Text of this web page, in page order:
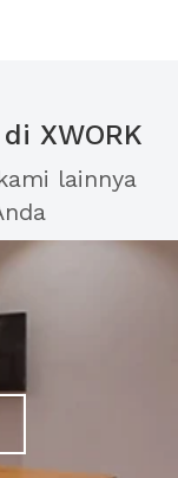
XWORK
lainnya